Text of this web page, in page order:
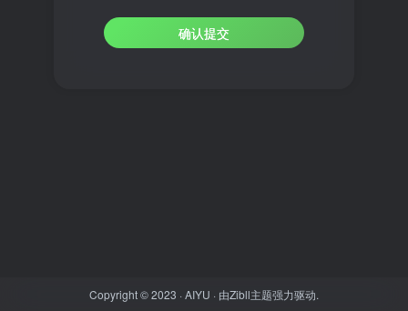
确认提交
Copyright © 2023 ·AIYU · 由Zibll主题强力驱动.